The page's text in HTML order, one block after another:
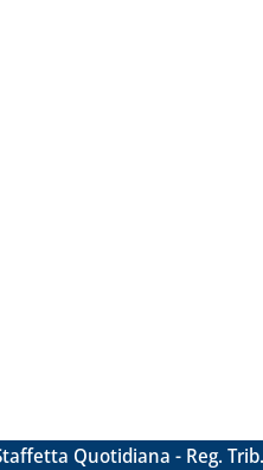
Quotidiana - Reg.